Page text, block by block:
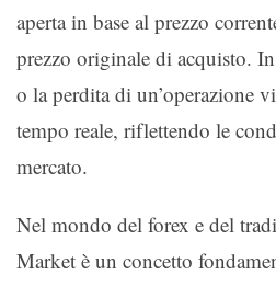
aperta in base al prezzo
prezzo originale di acquisto.
o la perdita di un’operazione
tempo reale, riflettendo le
mercato.
Nel mondo del forex e del
Market è un concetto